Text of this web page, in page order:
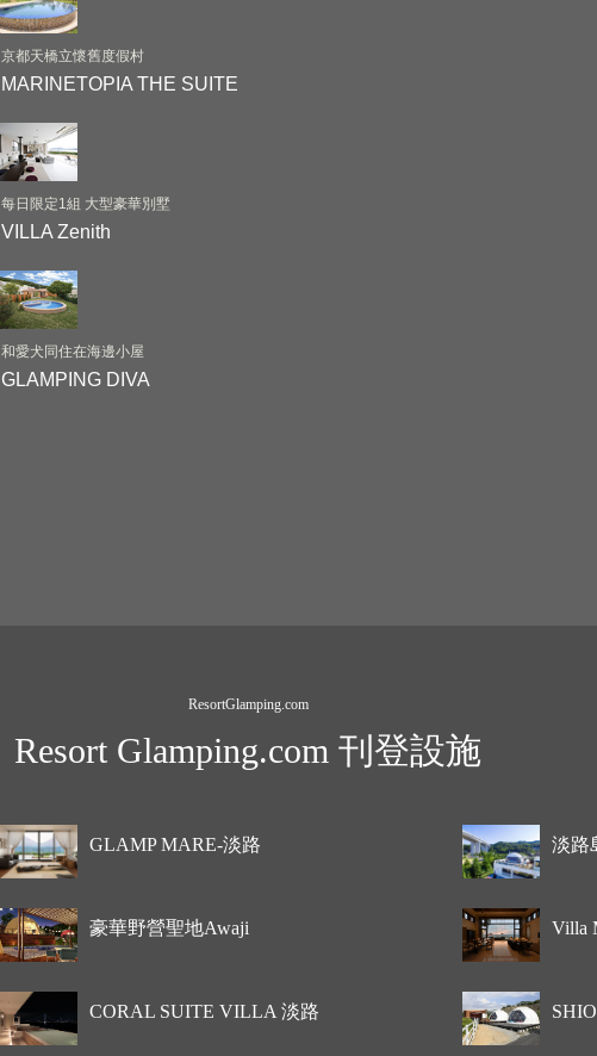
京都天橋立懷舊度假村
MARINETOPIA THE SUITE
每日限定1組 大型豪華別墅
VILLA Zenith
和愛犬同住在海邊小屋
GLAMPING DIVA
ResortGlamping.com
Resort Glamping.com 刊登設施
GLAMP MARE-淡路 淡路
豪華野營聖地Awaji Villa
CORAL SUITE VILLA 淡路